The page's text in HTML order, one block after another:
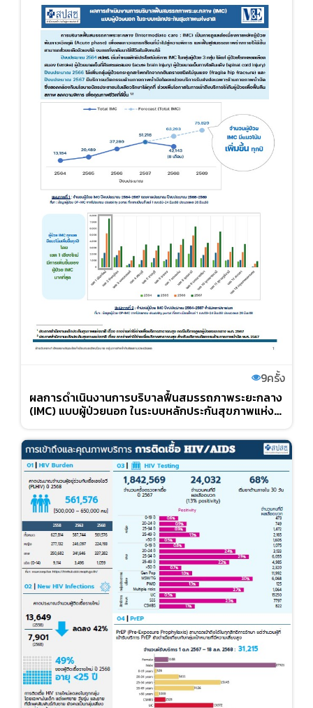
9ครั้ง
ผลการดำเนินงานการบริบาลฟื้นสมรรถภาพระยะกลาง
(IMC) แบบผู้ป่วยนอก ในระบบหลักประกันสุขภาพแห่ง